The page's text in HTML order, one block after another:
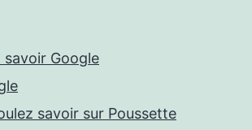
Google
savoir sur Poussette